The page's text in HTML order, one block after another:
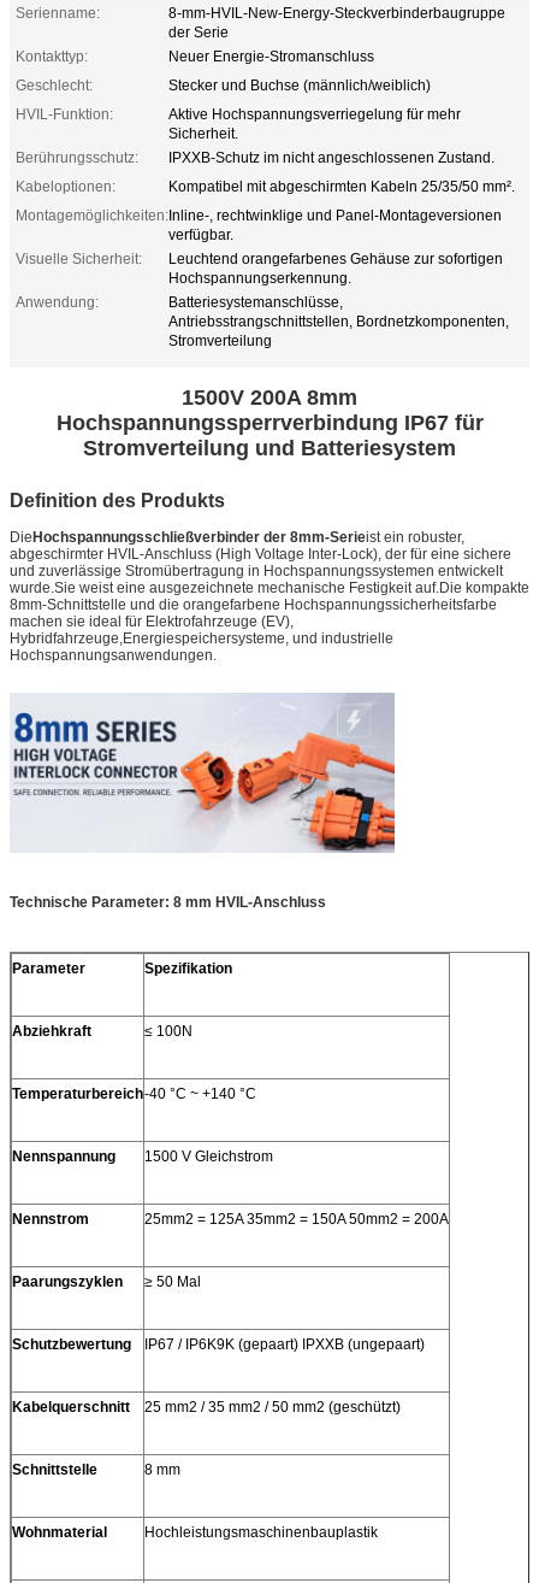
Serienname:
8-mm-HVIL-New-Energy-Steckverbinderbaugruppe
der Serie
Kontakttyp:
Neuer Energie-Stromanschluss
Geschlecht:
Stecker und Buchse (männlich/weiblich)
HVIL-Funktion:
Aktive Hochspannungsverriegelung für mehr
Sicherheit.
Berührungsschutz:
IPXXB-Schutz im nicht angeschlossenen Zustand.
Kabeloptionen:
Kompatibel mit abgeschirmten Kabeln 25/35/50 mm².
Montagemöglichkeiten:Inline-, rechtwinklige und Panel-Montageversionen
verfügbar.
Visuelle Sicherheit:
Leuchtend orangefarbenes Gehäuse zur sofortigen
Hochspannungserkennung.
Anwendung:
Batteriesystemanschlüsse,
Antriebsstrangschnittstellen, Bordnetzkomponenten,
Stromverteilung
1500V 200A 8mm
Hochspannungssperrverbindung IP67 für
Stromverteilung und Batteriesystem
Definition des Produkts
DieHochspannungsschließverbinder der 8mm-Serieist ein robuster,
abgeschirmter HVIL-Anschluss (High Voltage Inter-Lock), der für eine sichere
und zuverlässige Stromübertragung in Hochspannungssystemen entwickelt
wurde.Sie weist eine ausgezeichnete mechanische Festigkeit auf.Die kompakte
8mm-Schnittstelle und die orangefarbene Hochspannungssicherheitsfarbe
machen sie ideal für Elektrofahrzeuge (EV),
Hybridfahrzeuge,Energiespeichersysteme, und industrielle
Hochspannungsanwendungen.
Technische Parameter: 8 mm HVIL-Anschluss
Parameter Spezifikation
Abziehkraft ≤ 100N
Temperaturbereich-40 °C ~ +140 °C
Nennspannung 1500 V Gleichstrom
Nennstrom 25mm2 = 125A 35mm2 = 150A 50mm2 = 200A
Paarungszyklen ≥ 50 Mal
Schutzbewertung IP67 / IP6K9K (gepaart) IPXXB (ungepaart)
Kabelquerschnitt 25 mm2 / 35 mm2 / 50 mm2 (geschützt)
Schnittstelle 8 mm
Wohnmaterial Hochleistungsmaschinenbauplastik